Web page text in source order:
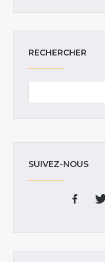
RECHERCHER
SUIVEZ-NOUS